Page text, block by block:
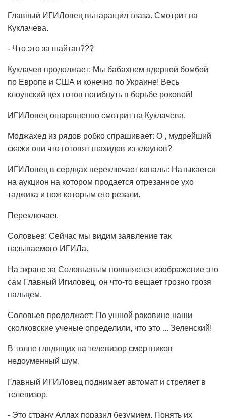
Главный ИГИЛовец вытаращил глаза. Смотрит на
Куклачева.
- Что это за шайтан???
Куклачев продолжает: Мы бабахнем ядерной бомбой
по Европе и США и конечно по Украине! Весь
клоунский цех готов погибнуть в борьбе роковой!
ИГИЛовец ошарашенно смотрит на Куклачева.
Моджахед из рядов робко спрашивает: О , мудрейший
скажи они что готовят шахидов из клоунов?
ИГИЛовец в сердцах переключает каналы: Натыкается
на аукцион на котором продается отрезанное ухо
таджика и нож которым его резали.
Переключает.
Соловьев: Сейчас мы видим заявление так
называемого ИГИЛа.
На экране за Соловьевым появляется изображение это
сам Главный Игиловец, он что-то вещает грозно грозя
пальцем.
Соловьев продолжает: По ушной раковине наши
сколковские ученые определили, что это ... Зеленский!
В толпе глядящих на телевизор смертников
недоуменный шум.
Главный ИГИЛовец поднимает автомат и стреляет в
телевизор.
- Это страну Аллах поразил безумием. Понять их